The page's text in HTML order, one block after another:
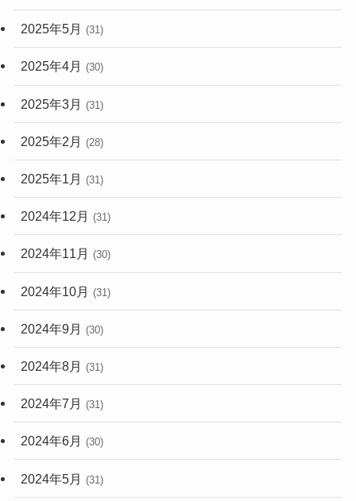
2025年5月 (31)
2025年4月 (30)
2025年3月 (31)
2025年2月 (28)
2025年1月 (31)
2024年12月 (31)
2024年11月 (30)
2024年10月 (31)
2024年9月 (30)
2024年8月 (31)
2024年7月 (31)
2024年6月 (30)
2024年5月 (31)